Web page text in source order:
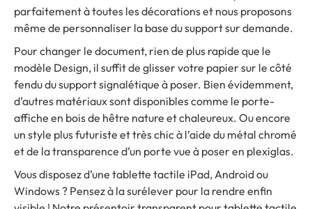
parfaitement à toutes les décorations et nous proposons
même de personnaliser la base du support sur demande.
Pour changer le document, rien de plus rapide que le
modèle Design, il suffit de glisser votre papier sur le côté
fendu du support signalétique à poser. Bien évidemment,
d’autres matériaux sont disponibles comme le porte-
affiche en bois de hêtre nature et chaleureux. Ou encore
un style plus futuriste et très chic à l’aide du métal chromé
et de la transparence d’un porte vue à poser en plexiglas.
Vous disposez d’une tablette tactile iPad, Android ou
Windows ? Pensez à la surélever pour la rendre enfin